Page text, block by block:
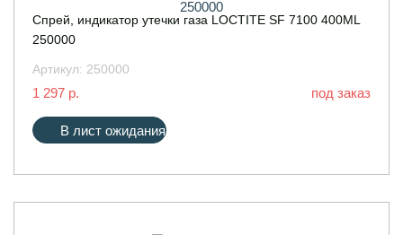
Спрей, индикатор утечки газа LOCTITE SF 7100 400ML
250000
Артикул: 250000
1 297 р. под заказ
В лист ожидания